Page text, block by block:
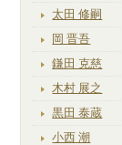
太田 修嗣
岡 晋吾
鎌田 克慈
木村 展之
黒田 泰蔵
小西 潮